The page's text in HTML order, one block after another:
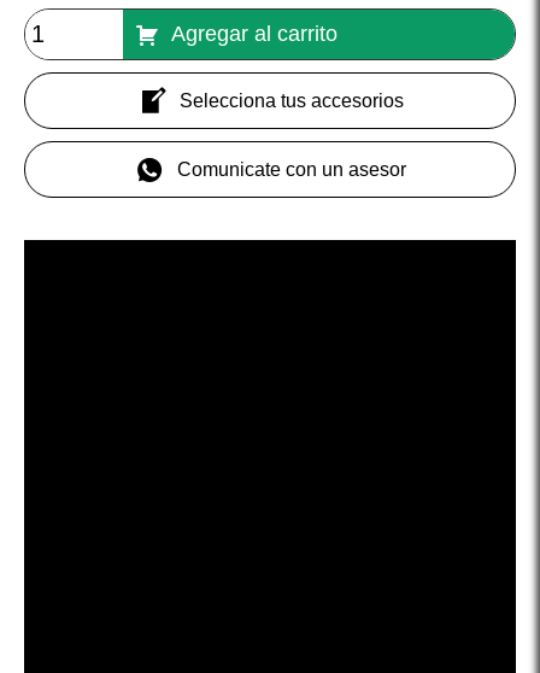
Agregar al carrito
Selecciona tus accesorios
Comunicate con un asesor